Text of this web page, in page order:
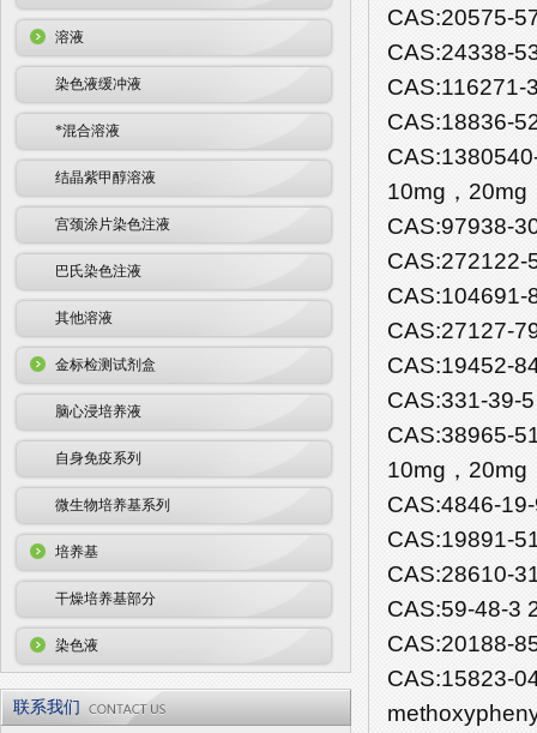
溶液
染色液缓冲液
*混合溶液
结晶紫甲醇溶液
宫颈涂片染色注液
巴氏染色注液
其他溶液
金标检测试剂盒
脑心浸培养液
自身免疫系列
微生物培养基系列
培养基
干燥培养基部分
染色液
联系我们
CAS:20575-
CAS:24338-
CAS:116271-
CAS:18836-
10mg，20mg
CAS:97938-
CAS:272122-
CAS:104691-
CAS:27127-
CAS:19452-
CAS:331-39-
CAS:38965-
10mg，20mg
CAS:4846-
CAS:19891-
CAS:28610-
CAS:59-48-3
CAS:20188-
CAS:15823-